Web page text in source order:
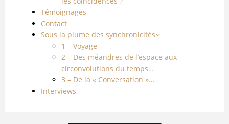
Témoignages
Contact
Sous la plume des synchronicités
1 – Voyage
2 – Des méandres de l’espace aux
circonvolutions du temps…
3 – De la « Conversation »…
Interviews